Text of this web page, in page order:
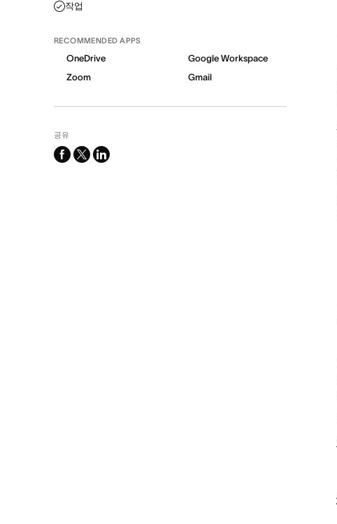
작업
RECOMMENDED APPS
OneDrive
Google Workspace
Zoom
Gmail
공유
facebook
x-
linkedin